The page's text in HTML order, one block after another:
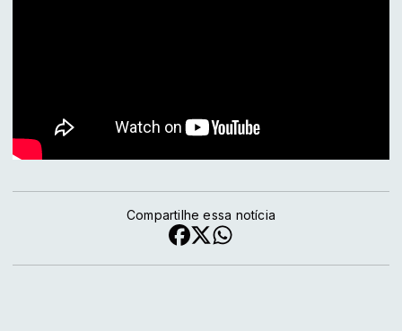
Compartilhe essa notícia